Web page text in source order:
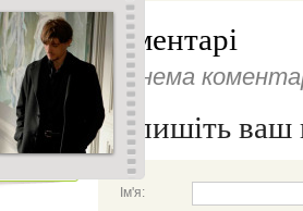
Коментарі
Ще нема
Напишіть ваш
Ім'я: